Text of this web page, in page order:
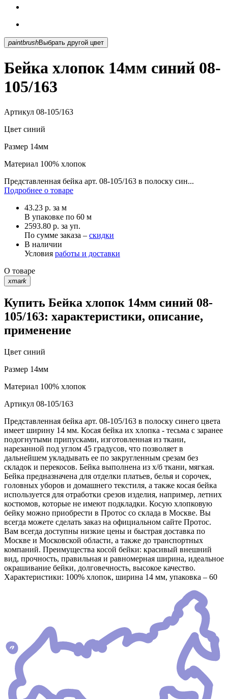
paintbrush Выбрать другой цвет
Бейка хлопок 14мм синий 08-
105/163
Артикул 08-105/163
Цвет синий
Размер 14мм
Материал 100% хлопок
Представленная бейка арт. 08-105/163 в полоску син...
Подробнее о товаре
43.23 р. за м
В упаковке по 60 м
2593.80 р. за уп.
По сумме заказа – скидки
В наличии
Условия работы и доставки
О товаре
xmark
Купить Бейка хлопок 14мм синий 08-
105/163: характеристики, описание,
применение
Цвет синий
Размер 14мм
Материал 100% хлопок
Артикул 08-105/163
Представленная бейка арт. 08-105/163 в полоску синего цвета
имеет ширину 14 мм. Косая бейка их хлопка - тесьма с заранее
подогнутыми припусками, изготовленная из ткани,
нарезанной под углом 45 градусов, что позволяет в
дальнейшем укладывать ее по закругленным срезам без
складок и перекосов. Бейка выполнена из х/б ткани, мягкая.
Бейка предназначена для отделки платьев, белья и сорочек,
головных уборов и домашнего текстиля, а также косая бейка
используется для отработки срезов изделия, например, летних
костюмов, которые не имеют подкладки. Косую хлопковую
бейку можно приобрести в Протос со склада в Москве. Вы
всегда можете сделать заказ на официальном сайте Протос.
Вам всегда доступны низкие цены и быстрая доставка по
Москве и Московской области, а также до транспортных
компаний. Преимущества косой бейки: красивый внешний
вид, прочность, правильная и равномерная ширина, идеальное
окрашивание бейки, долговечность, высокое качество.
Характеристики: 100% хлопок, ширина 14 мм, упаковка – 60